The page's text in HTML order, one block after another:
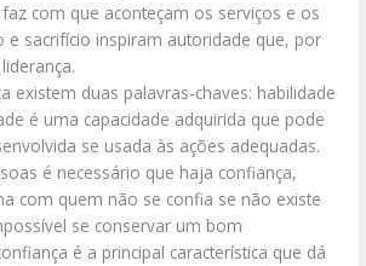
com que aconteçam os serviços e os
e sacrifício inspiram autoridade que, por
existem duas palavras-chaves: habilidade
é uma capacidade adquirida que pode
se usada às ações adequadas.
é necessário que haja confiança,
com quem não se confia se não existe
se conservar um bom
é a principal característica que dá